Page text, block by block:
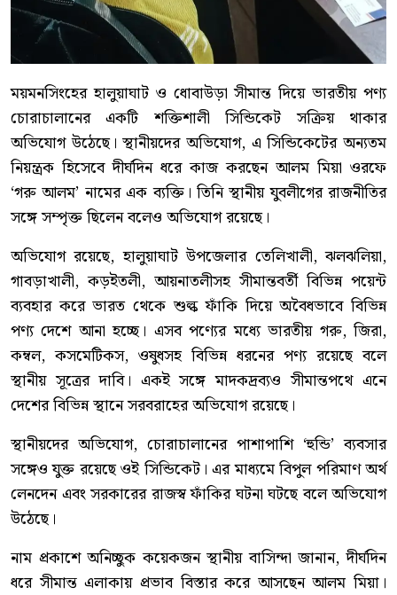
ময়মনসিংহের হালুয়াঘাট ও ধোবাউড়া সীমান্ত দিয়ে ভারতীয় পণ্য
চোরাচালানের একটি শক্তিশালী সিন্ডিকেট সক্রিয় থাকার
অভিযোগ উঠেছে। স্থানীয়দের অভিযোগ, এ সিন্ডিকেটের অন্যতম
নিয়ন্ত্রক হিসেবে দীর্ঘদিন ধরে কাজ করছেন আলম মিয়া ওরফে
‘গরু আলম’ নামের এক ব্যক্তি। তিনি স্থানীয় যুবলীগের রাজনীতির
সঙ্গে সম্পৃক্ত ছিলেন বলেও অভিযোগ রয়েছে।
অভিযোগ রয়েছে, হালুয়াঘাট উপজেলার তেলিখালী, ঝলঝলিয়া,
গাবড়াখালী, কড়ইতলী, আয়নাতলীসহ সীমান্তবর্তী বিভিন্ন পয়েন্ট
ব্যবহার করে ভারত থেকে শুল্ক ফাঁকি দিয়ে অবৈধভাবে বিভিন্ন
পণ্য দেশে আনা হচ্ছে। এসব পণ্যের মধ্যে ভারতীয় গরু, জিরা,
কম্বল, কসমেটিকস, ওষুধসহ বিভিন্ন ধরনের পণ্য রয়েছে বলে
স্থানীয় সূত্রের দাবি। একই সঙ্গে মাদকদ্রব্যও সীমান্তপথে এনে
দেশের বিভিন্ন স্থানে সরবরাহের অভিযোগ রয়েছে।
স্থানীয়দের অভিযোগ, চোরাচালানের পাশাপাশি ‘হুন্ডি’ ব্যবসার
সঙ্গেও যুক্ত রয়েছে ওই সিন্ডিকেট। এর মাধ্যমে বিপুল পরিমাণ অর্থ
লেনদেন এবং সরকারের রাজস্ব ফাঁকির ঘটনা ঘটছে বলে অভিযোগ
উঠেছে।
নাম প্রকাশে অনিচ্ছুক কয়েকজন স্থানীয় বাসিন্দা জানান, দীর্ঘদিন
ধরে সীমান্ত এলাকায় প্রভাব বিস্তার করে আসছেন আলম মিয়া।